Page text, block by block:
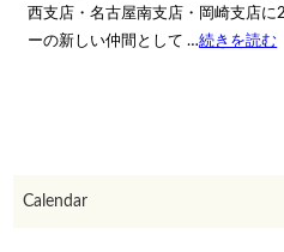
西支店・名古屋南支店・岡崎支店
ーの新しい仲間として …続きを読む
Calendar